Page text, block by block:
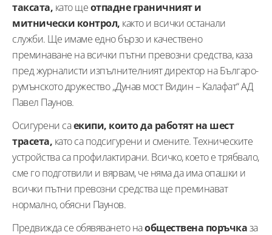
таксата, като щеотпадне граничният и
митнически контрол, както и всички останали
служби. Ще имаме едно бързо и качествено
преминаване на всички пътни превозни средства, каза
пред журналисти изпълнителният директор на Българо-
румънското дружество „Дунав мост Видин – Калафат“ АД
Павел Паунов.
Осигурени саекипи, които да работят на шест
трасета, като са подсигурени и смените. Техническите
устройства са профилактирани. Всичко, което е трябвало,
сме го подготвили и вярвам, че няма да има опашки и
всички пътни превозни средства ще преминават
нормално, обясни Паунов.
Предвижда се обявяването наобществена поръчказа